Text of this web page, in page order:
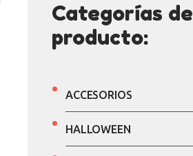
Categorías de
producto:
ACCESORIOS
HALLOWEEN